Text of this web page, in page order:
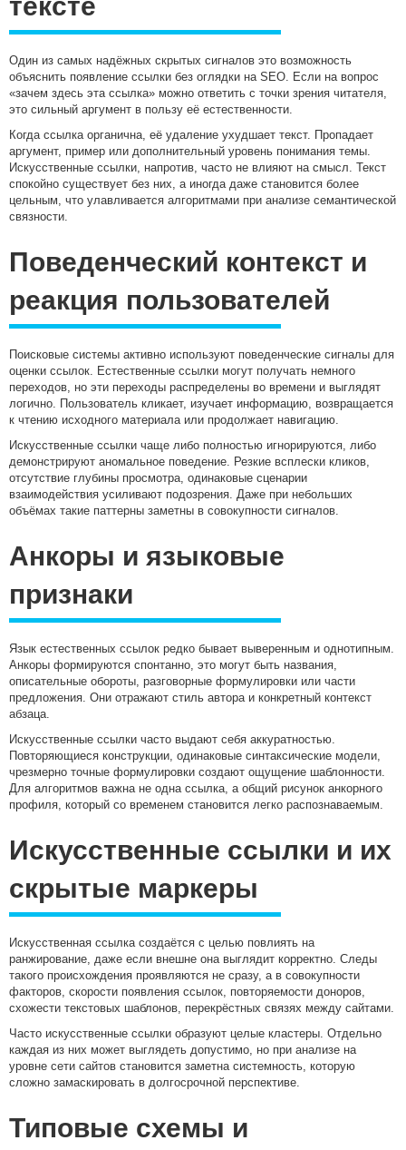
Один из самых надёжных скрытых сигналов это возможность
объяснить появление ссылки без оглядки на SEO. Если на вопрос
«зачем здесь эта ссылка» можно ответить с точки зрения читателя,
это сильный аргумент в пользу её естественности.
Когда ссылка органична, её удаление ухудшает текст. Пропадает
аргумент, пример или дополнительный уровень понимания темы.
Искусственные ссылки, напротив, часто не влияют на смысл. Текст
спокойно существует без них, а иногда даже становится более
цельным, что улавливается алгоритмами при анализе семантической
связности.
Поведенческий контекст и
реакция пользователей
Поисковые системы активно используют поведенческие сигналы для
оценки ссылок. Естественные ссылки могут получать немного
переходов, но эти переходы распределены во времени и выглядят
логично. Пользователь кликает, изучает информацию, возвращается
к чтению исходного материала или продолжает навигацию.
Искусственные ссылки чаще либо полностью игнорируются, либо
демонстрируют аномальное поведение. Резкие всплески кликов,
отсутствие глубины просмотра, одинаковые сценарии
взаимодействия усиливают подозрения. Даже при небольших
объёмах такие паттерны заметны в совокупности сигналов.
Анкоры и языковые
признаки
Язык естественных ссылок редко бывает выверенным и однотипным.
Анкоры формируются спонтанно, это могут быть названия,
описательные обороты, разговорные формулировки или части
предложения. Они отражают стиль автора и конкретный контекст
абзаца.
Искусственные ссылки часто выдают себя аккуратностью.
Повторяющиеся конструкции, одинаковые синтаксические модели,
чрезмерно точные формулировки создают ощущение шаблонности.
Для алгоритмов важна не одна ссылка, а общий рисунок анкорного
профиля, который со временем становится легко распознаваемым.
Искусственные ссылки и их
скрытые маркеры
Искусственная ссылка создаётся с целью повлиять на
ранжирование, даже если внешне она выглядит корректно. Следы
такого происхождения проявляются не сразу, а в совокупности
факторов, скорости появления ссылок, повторяемости доноров,
схожести текстовых шаблонов, перекрёстных связях между сайтами.
Часто искусственные ссылки образуют целые кластеры. Отдельно
каждая из них может выглядеть допустимо, но при анализе на
уровне сети сайтов становится заметна системность, которую
сложно замаскировать в долгосрочной перспективе.
Типовые схемы и